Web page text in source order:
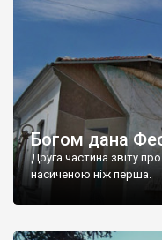
Богом дана
Друга частина звіту
насиченою ніж перша.